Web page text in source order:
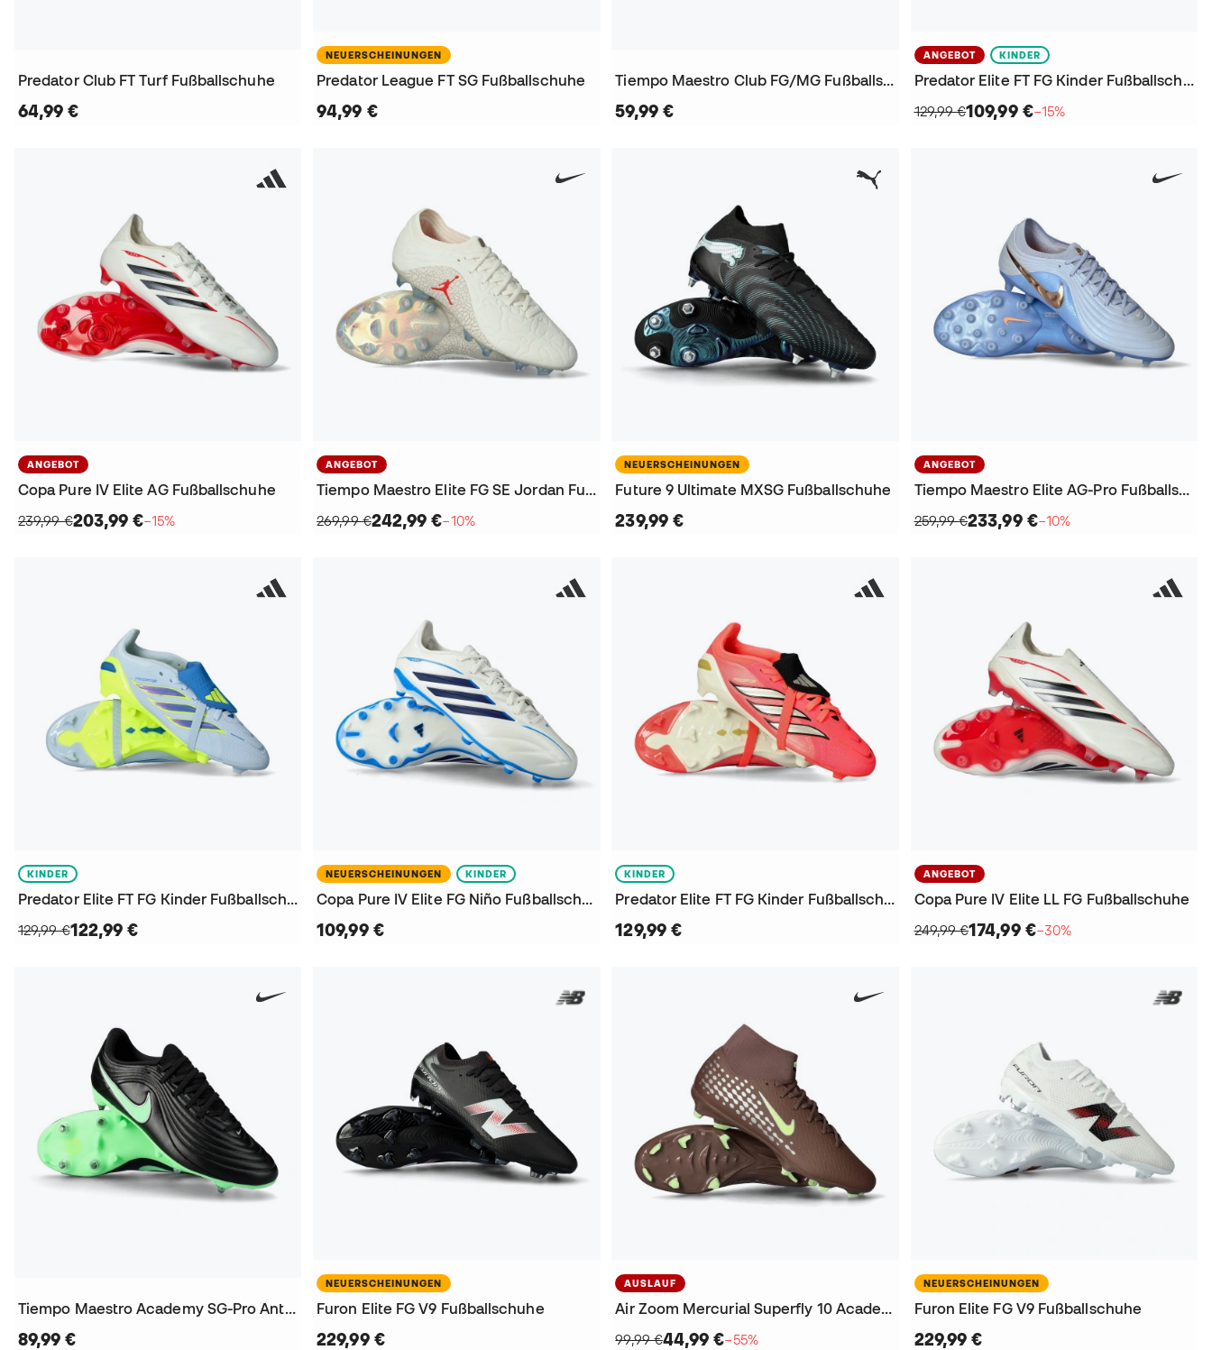
Predator Club FT Turf Fußballschuhe
64,99 €
NEUERSCHEINUNGEN
Predator League FT SG Fußballschuhe
94,99 €
Tiempo Maestro Club FG/MG Fußballschuhe
59,99 €
ANGEBOT KINDER
Predator Elite FT FG Kinder Fußballschuhe
129,99 €109,99 €−15%
ANGEBOT
Copa Pure IV Elite AG Fußballschuhe
239,99 €203,99 €−15%
ANGEBOT
Tiempo Maestro Elite FG SE Jordan Fußballschuhe
269,99 €242,99 €−10%
NEUERSCHEINUNGEN
Future 9 Ultimate MXSG Fußballschuhe
239,99 €
ANGEBOT
Tiempo Maestro Elite AG-Pro Fußballschuhe
259,99 €233,99 €−10%
KINDER
Predator Elite FT FG Kinder Fußballschuhe
129,99 €122,99 €
NEUERSCHEINUNGEN KINDER
Copa Pure IV Elite FG Niño Fußballschuhe
109,99 €
KINDER
Predator Elite FT FG Kinder Fußballschuhe
129,99 €
ANGEBOT
Copa Pure IV Elite LL FG Fußballschuhe
249,99 €174,99 €−30%
Tiempo Maestro Academy SG-Pro Anti-Clog Fußballschuhe
89,99 €
NEUERSCHEINUNGEN
Furon Elite FG V9 Fußballschuhe
229,99 €
AUSLAUF
Air Zoom Mercurial Superfly 10 Academy FG/MG KM Fußballschuhe
99,99 €44,99 €−55%
NEUERSCHEINUNGEN
Furon Elite FG V9 Fußballschuhe
229,99 €